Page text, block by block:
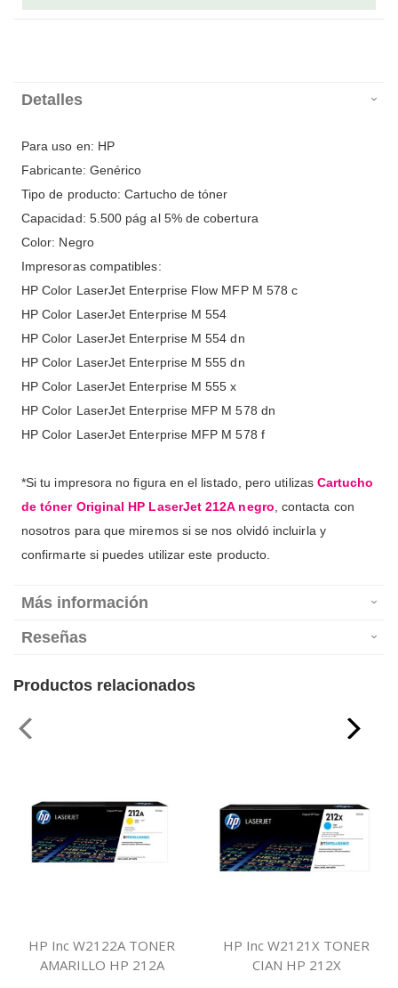
Detalles
Para uso en: HP
Fabricante: Genérico
Tipo de producto: Cartucho de tóner
Capacidad: 5.500 pág al 5% de cobertura
Color: Negro
Impresoras compatibles:
HP Color LaserJet Enterprise Flow MFP M 578 c
HP Color LaserJet Enterprise M 554
HP Color LaserJet Enterprise M 554 dn
HP Color LaserJet Enterprise M 555 dn
HP Color LaserJet Enterprise M 555 x
HP Color LaserJet Enterprise MFP M 578 dn
HP Color LaserJet Enterprise MFP M 578 f
*Si tu impresora no figura en el listado, pero utilizas Cartucho
de tóner Original HP LaserJet 212A negro , contacta con
nosotros para que miremos si se nos olvidó incluirla y
confirmarte si puedes utilizar este producto.
Más información
Reseñas
Productos relacionados
HP Inc W2122A TONER
AMARILLO HP 212A
HP Inc W2121X TONER
CIAN HP 212X